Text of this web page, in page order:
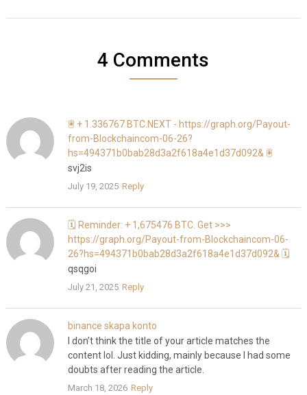
4 Comments
🖲 + 1.336767 BTC.NEXT - https://graph.org/Payout-
from-Blockchaincom-06-26?
hs=494371b0bab28d3a2f618a4e1d37d092& 🖲
svj2is
July 19, 2025 Reply
🗓 Reminder: + 1,675476 BTC. Get >>>
https://graph.org/Payout-from-Blockchaincom-06-
26?hs=494371b0bab28d3a2f618a4e1d37d092& 🗓
qsqgoi
July 21, 2025 Reply
binance skapa konto
I don’t think the title of your article matches the
content lol. Just kidding, mainly because I had some
doubts after reading the article.
March 18, 2026 Reply